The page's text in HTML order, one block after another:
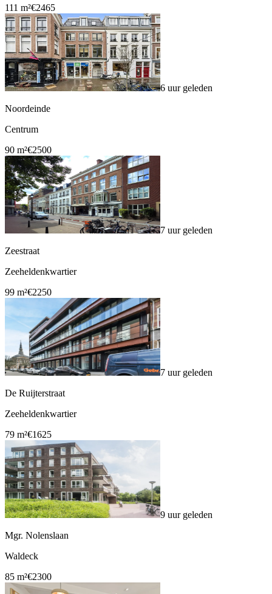
111 m²€2465
6 uur geleden
Noordeinde
Centrum
90 m²€2500
7 uur geleden
Zeestraat
Zeeheldenkwartier
99 m²€2250
7 uur geleden
De Ruijterstraat
Zeeheldenkwartier
79 m²€1625
9 uur geleden
Mgr. Nolenslaan
Waldeck
85 m²€2300